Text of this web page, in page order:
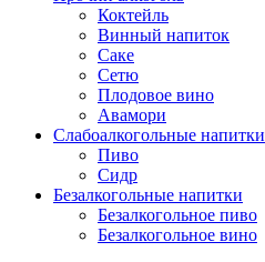
Коктейль
Винный напиток
Саке
Сетю
Плодовое вино
Авамори
Слабоалкогольные напитки
Пиво
Сидр
Безалкогольные напитки
Безалкогольное пиво
Безалкогольное вино